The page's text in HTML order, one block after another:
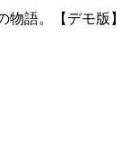
物語。【デモ版】